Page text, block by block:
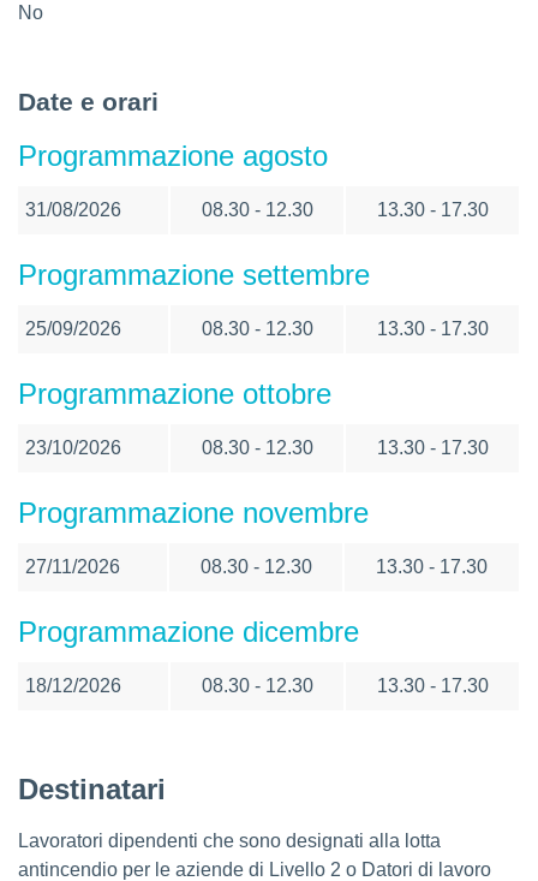
No
Date e orari
Programmazione agosto
31/08/2026 08.30 - 12.30 13.30 - 17.30
Programmazione settembre
25/09/2026 08.30 - 12.30 13.30 - 17.30
Programmazione ottobre
23/10/2026 08.30 - 12.30 13.30 - 17.30
Programmazione novembre
27/11/2026 08.30 - 12.30 13.30 - 17.30
Programmazione dicembre
18/12/2026 08.30 - 12.30 13.30 - 17.30
Destinatari
Lavoratori dipendenti che sono designati alla lotta
antincendio per le aziende di Livello 2 o Datori di lavoro